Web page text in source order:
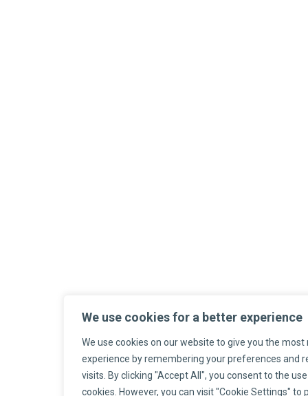
We use cookies for a better experience
We use cookies on our website to give you the most
experience by remembering your preferences and
visits. By clicking "Accept All", you consent to the
cookies. However, you can visit "Cookie Settings" to